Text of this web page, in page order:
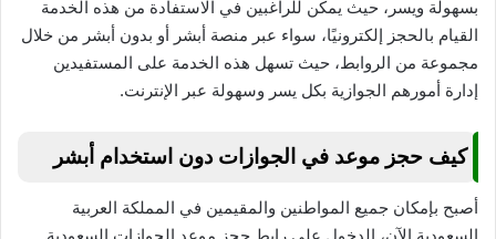
بسهولة ويسر، حيث يمكن للراغبين في الاستفادة من هذه الخدمة
القيام بالحجز إلكترونيًا، سواء عبر منصة أبشر أو بدون أبشر من خلال
مجموعة من الروابط، حيث تسهل هذه الخدمة على المستفيدين
إدارة أمورهم الجوازية بكل يسر وسهولة عبر الإنترنت.
كيف حجز موعد في الجوازات دون استخدام أبشر
أصبح بإمكان جميع المواطنين والمقيمين في المملكة العربية
السعودية الآن، الدخول على رابط حجز موعد الجوازات السعودية